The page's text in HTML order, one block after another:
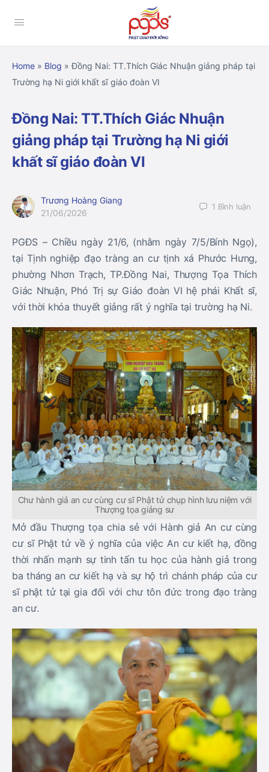
Home » Blog »Đồng Nai: TT.Thích Giác Nhuận giảng pháp tại
Trường hạ Ni giới khất sĩ giáo đoàn VI
Đồng Nai: TT.Thích Giác Nhuận
giảng pháp tại Trường hạ Ni giới
khất sĩ giáo đoàn VI
Trương Hoàng Giang
21/06/2026
1 Bình luận
PGĐS – Chiều ngày 21/6, (nhằm ngày 7/5/Bính Ngọ),
tại Tịnh nghiệp đạo tràng an cư tịnh xá Phước Hưng,
phường Nhơn Trạch, TP.Đồng Nai, Thượng Tọa Thích
Giác Nhuận, Phó Trị sự Giáo đoàn VI hệ phái Khất sĩ,
với thời khóa thuyết giảng rất ý nghĩa tại trường hạ Ni.
Chư hành giả an cư cùng cư sĩ Phật tử chụp hình lưu niệm với
Thượng tọa giảng sư
Mở đầu Thượng tọa chia sẻ với Hành giả An cư cùng
cư sĩ Phật tử về ý nghĩa của việc An cư kiết hạ, đồng
thời nhấn mạnh sự tinh tấn tu học của hành giả trong
ba tháng an cư kiết hạ và sự hộ trì chánh pháp của cư
sĩ phật tử tại gia đối với chư tôn đức trong đạo tràng
an cư.